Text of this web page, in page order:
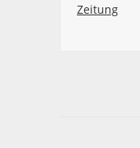
Zeitung